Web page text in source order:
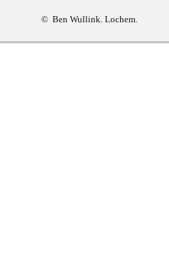
© Ben Wullink. Lochem.